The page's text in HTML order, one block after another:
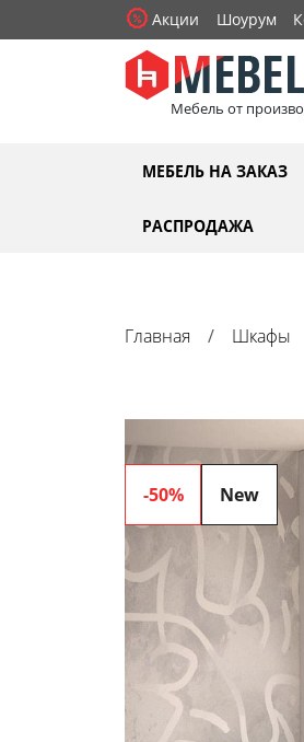
Акции Шоурум
Мебель от
МЕБЕЛЬ НА ЗАКАЗ
РАСПРОДАЖА
Главная Шкафы
-50% New